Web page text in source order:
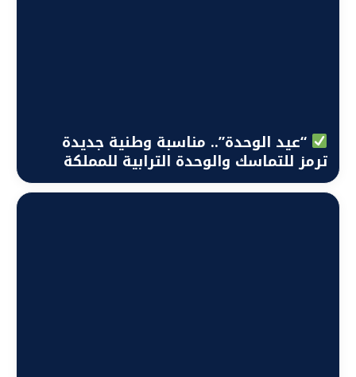
“عيد الوحدة”.. مناسبة وطنية جديدة
ترمز للتماسك والوحدة الترابية للمملكة
المغربية